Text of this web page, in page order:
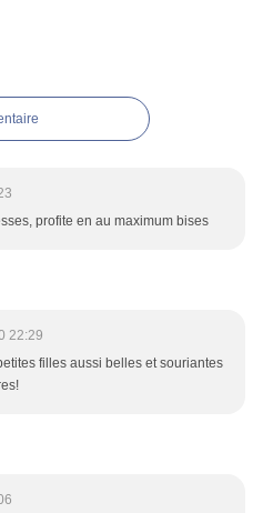
profite en au maximum bises
22:29
filles aussi belles et souriantes